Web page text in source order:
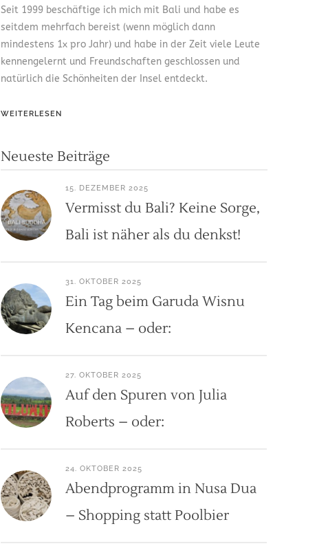
Seit 1999 beschäftige ich mich mit Bali und habe es
seitdem mehrfach bereist (wenn möglich dann
mindestens 1x pro Jahr) und habe in der Zeit viele Leute
kennengelernt und Freundschaften geschlossen und
natürlich die Schönheiten der Insel entdeckt.
WEITERLESEN
Neueste Beiträge
15. DEZEMBER 2025
Vermisst du Bali? Keine Sorge,
Bali ist näher als du denkst!
31. OKTOBER 2025
Ein Tag beim Garuda Wisnu
Kencana – oder:
27. OKTOBER 2025
Auf den Spuren von Julia
Roberts – oder:
24. OKTOBER 2025
Abendprogramm in Nusa Dua
– Shopping statt Poolbier